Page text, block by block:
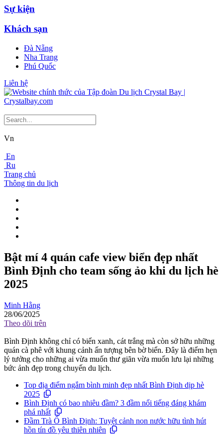
Sự kiện
Khách sạn
Đà Nẵng
Nha Trang
Phú Quốc
Liên hệ
Vn
En
Ru
Trang chủ
Thông tin du lịch
Bật mí 4 quán cafe view biển đẹp nhất
Bình Định cho team sống ảo khi du lịch hè
2025
Minh Hằng
28/06/2025
Theo dõi trên
Bình Định không chỉ có biển xanh, cát trắng mà còn sở hữu những
quán cà phê với khung cảnh ấn tượng bên bờ biển. Đây là điểm hẹn
lý tưởng cho những ai vừa muốn thư giãn vừa muốn lưu lại những
bức ảnh đẹp trong chuyến du lịch.
Top địa điểm ngắm bình minh đẹp nhất Bình Định dịp hè
2025
Bình Định có bao nhiêu đầm? 3 đầm nổi tiếng đáng khám
phá nhất
Đầm Trà Ổ Bình Định: Tuyệt cảnh non nước hữu tình hút
hồn tín đồ yêu thiên nhiên